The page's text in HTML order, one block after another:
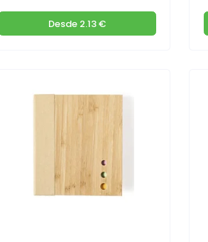
Desde 2.13 €